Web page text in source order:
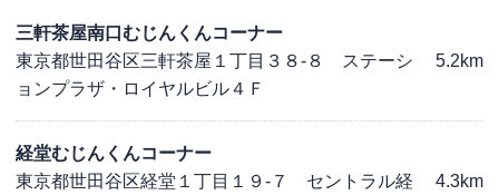
三軒茶屋南口むじんくんコーナー
東京都世田谷区三軒茶屋１丁目３８-８ ステーシ
ョンプラザ・ロイヤルビル４Ｆ
5.2km
経堂むじんくんコーナー
東京都世田谷区経堂１丁目１９-７ セントラル経
4.3km